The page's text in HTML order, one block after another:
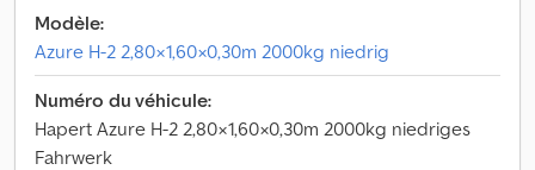
Modèle:
Azure H-2 2,80×1,60×0,30m 2000kg niedrig
Numéro du véhicule:
Hapert Azure H-2 2,80×1,60×0,30m 2000kg niedriges
Fahrwerk